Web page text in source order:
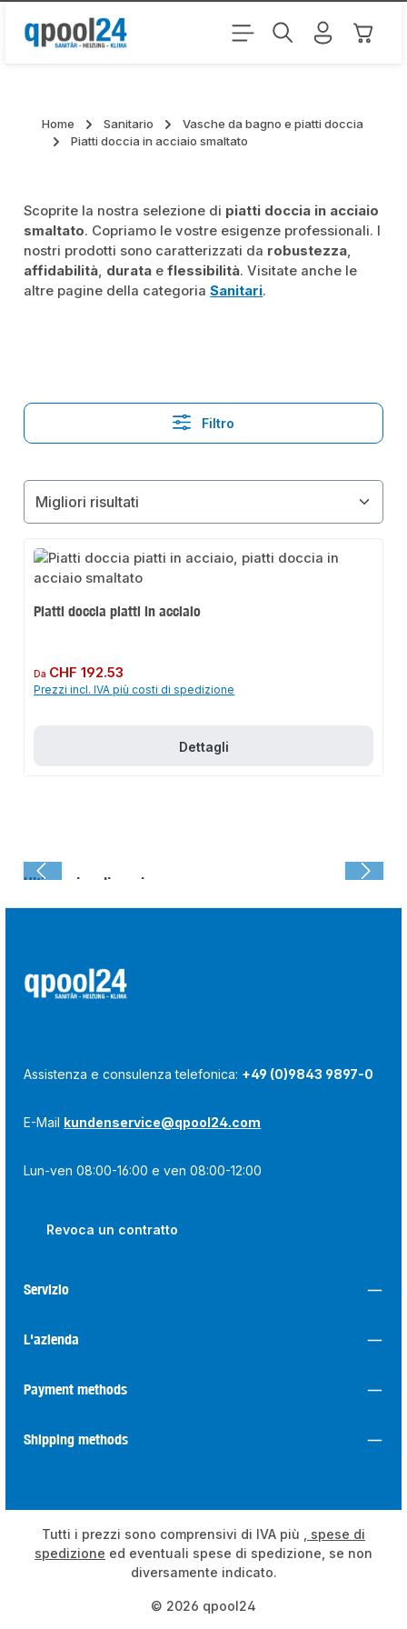
Passa al contenuto principale Il
Home Sanitario
Vasche da bagno e piatti doccia
Piatti doccia in acciaio smaltato
Scoprite la nostra selezione di piatti doccia in acciaio
smaltato. Copriamo le vostre esigenze professionali. I
nostri prodotti sono caratterizzati da robustezza,
affidabilità, durata eflessibilità. Visitate anche le
altre pagine della categoriaSanitari.
Filtro
Piatti doccia piatti in acciaio
Prezzo normale:
Da CHF 192.53
Prezzi incl. IVA più costi di spedizione
Dettagli
Ultima visualizzazione:
Assistenza e consulenza telefonica: +49 (0)9843 9897-0
E-Mail kundenservice@qpool24.com
Lun-ven 08:00-16:00 e ven 08:00-12:00
Revoca un contratto
Servizio
L'azienda
Payment methods
Shipping methods
© 2026 qpool24
Tutti i prezzi sono comprensivi di IVA più
, spese di
spedizione ed eventuali spese di spedizione, se non
diversamente indicato.